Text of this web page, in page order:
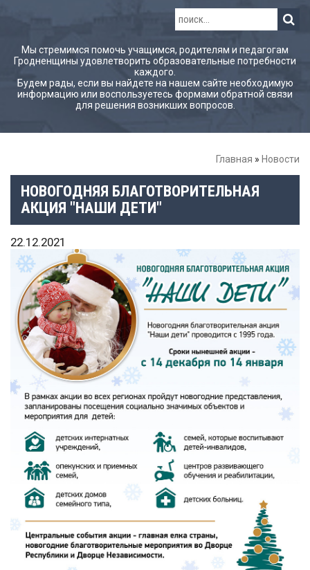
Мы стремимся помочь учащимся, родителям и педагогам
Гродненщины удовлетворить образовательные потребности
каждого.
Будем рады, если вы найдете на нашем сайте необходимую
информацию или воспользуетесь формами обратной связи
для решения возникших вопросов.
Главная » Новости
НОВОГОДНЯЯ БЛАГОТВОРИТЕЛЬНАЯ
АКЦИЯ "НАШИ ДЕТИ"
22.12.2021